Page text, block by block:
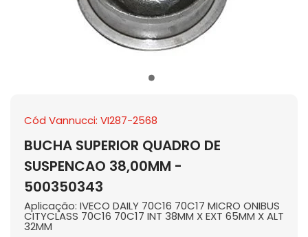
Cód Vannucci: VI287-2568
BUCHA SUPERIOR QUADRO DE
SUSPENCAO 38,00MM -
500350343
Aplicação: IVECO DAILY 70C16 70C17 MICRO ONIBUS
CITYCLASS 70C16 70C17 INT 38MM X EXT 65MM X ALT
32MM